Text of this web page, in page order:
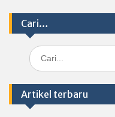
Cari…
Search
for:
Artikel terbaru